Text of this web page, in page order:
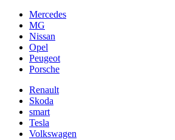
Mercedes
MG
Nissan
Opel
Peugeot
Porsche
Renault
Skoda
smart
Tesla
Volkswagen